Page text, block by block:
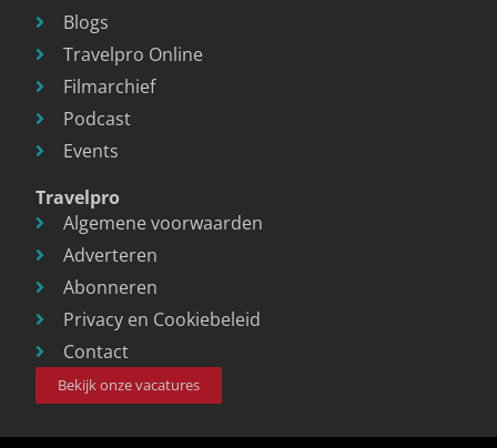
Blogs
Travelpro Online
Filmarchief
Podcast
Events
Travelpro
Algemene voorwaarden
Adverteren
Abonneren
Privacy en Cookiebeleid
Contact
Bekijk onze vacatures